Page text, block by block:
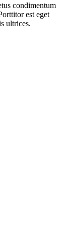
condimentum
est eget
ultrices.